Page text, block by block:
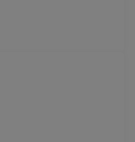
Per maggiori